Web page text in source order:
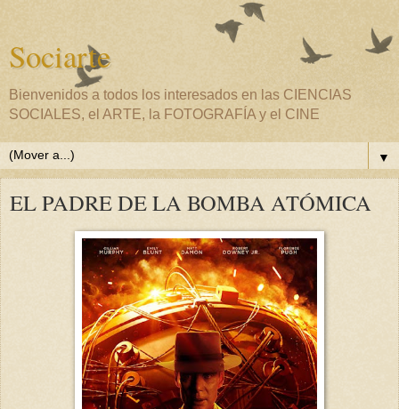
Sociarte
Bienvenidos a todos los interesados en las CIENCIAS
SOCIALES, el ARTE, la FOTOGRAFÍA y el CINE
▼
EL PADRE DE LA BOMBA ATÓMICA